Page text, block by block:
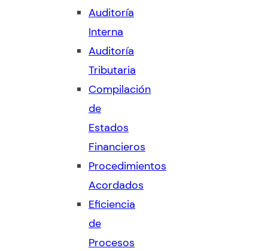
Auditoría
Interna
Auditoría
Tributaria
Compilación
de
Estados
Financieros
Procedimientos
Acordados
Eficiencia
de
Procesos